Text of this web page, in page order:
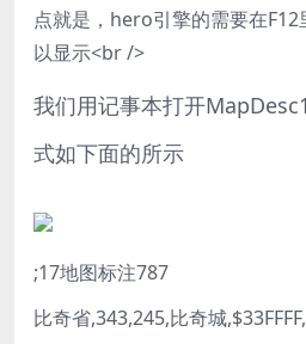
点就是，hero引擎的需要在
以显示<br />
我们用记事本打开
式如下面的所示
;17地图标注787
比奇省,343,245,比奇城